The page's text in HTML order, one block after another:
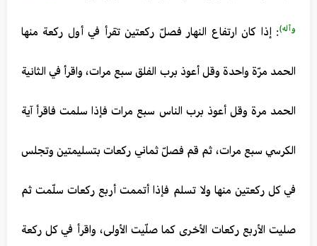
وآله): إذا كان ارتفاع النهار فصلّ ركعتين تقرأ في أول ركعة منها
الحمد مرّة واحدة وقل أعوذ برب الفلق سبع مرات، واقرأ في الثانية
الحمد مرة وقل أعوذ برب الناس سبع مرات فإذا سلمت فاقرأ آية
الكرسي سبع مرات، ثم قم فصلّ ثماني ركعات بتسليمتين وتجلس
في كل ركعتين منها ولا تسلم فإذا أتممت أربع ركعات سلّمت ثم
صليت الأربع ركعات الأخرى كما صلّيت الأولى، واقرأ في كل ركعة